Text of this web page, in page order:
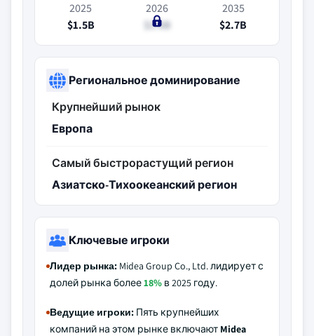
2025
$1.5B
2026
$1.6B
2035
$2.7B
Региональное доминирование
Крупнейший рынок
Европа
Самый быстрорастущий регион
Азиатско-Тихоокеанский регион
Ключевые игроки
Лидер рынка: Midea Group Co., Ltd. лидирует с
долей рынка более18% в 2025 году.
Ведущие игроки: Пять крупнейших
компаний на этом рынке включают Midea